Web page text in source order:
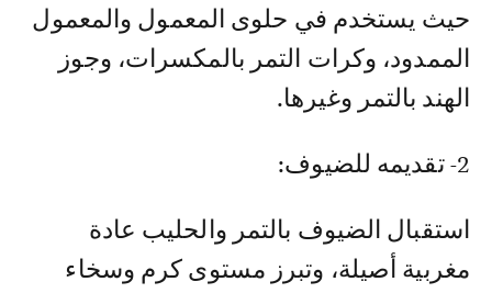
حيث يستخدم في حلوى المعمول والمعمول
الممدود، وكرات التمر بالمكسرات، وجوز
الهند بالتمر وغيرها.
2- تقديمه للضيوف:
استقبال الضيوف بالتمر والحليب عادة
مغربية أصيلة، وتبرز مستوى كرم وسخاء